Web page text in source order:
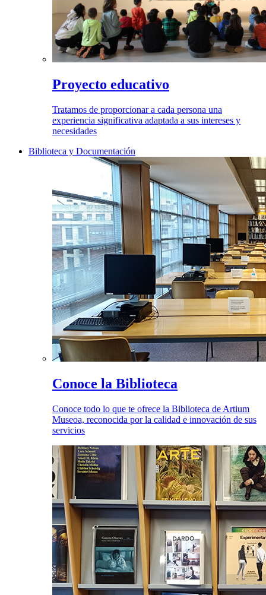
Proyecto educativo
Tratamos de proporcionar a cada persona una
experiencia significativa adaptada a sus intereses y
necesidades
Biblioteca y Documentación
Conoce la Biblioteca
Conoce todo lo que te ofrece la Biblioteca de Artium
Museoa, reconocida por la calidad e innovación de sus
servicios